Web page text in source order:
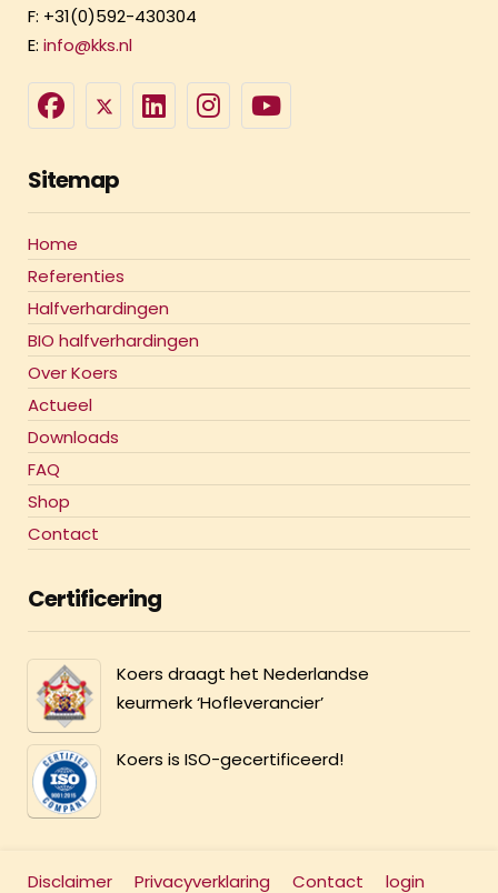
F: +31(0)592-430304
E: info@kks.nl
Sitemap
Home
Referenties
Halfverhardingen
BIO halfverhardingen
Over Koers
Actueel
Downloads
FAQ
Shop
Contact
Certificering
Koers draagt het Nederlandse
keurmerk ‘Hofleverancier’
Koers is ISO-gecertificeerd!
Disclaimer Privacyverklaring Contact login